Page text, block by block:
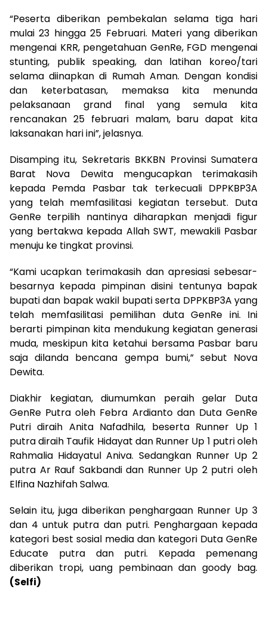
“Peserta diberikan pembekalan selama tiga hari
mulai 23 hingga 25 Februari. Materi yang diberikan
mengenai KRR, pengetahuan GenRe, FGD mengenai
stunting, publik speaking, dan latihan koreo/tari
selama diinapkan di Rumah Aman. Dengan kondisi
dan keterbatasan, memaksa kita menunda
pelaksanaan grand final yang semula kita
rencanakan 25 februari malam, baru dapat kita
laksanakan hari ini”, jelasnya.
Disamping itu, Sekretaris BKKBN Provinsi Sumatera
Barat Nova Dewita mengucapkan terimakasih
kepada Pemda Pasbar tak terkecuali DPPKBP3A
yang telah memfasilitasi kegiatan tersebut. Duta
GenRe terpilih nantinya diharapkan menjadi figur
yang bertakwa kepada Allah SWT, mewakili Pasbar
menuju ke tingkat provinsi.
“Kami ucapkan terimakasih dan apresiasi sebesar-
besarnya kepada pimpinan disini tentunya bapak
bupati dan bapak wakil bupati serta DPPKBP3A yang
telah memfasilitasi pemilihan duta GenRe ini. Ini
berarti pimpinan kita mendukung kegiatan generasi
muda, meskipun kita ketahui bersama Pasbar baru
saja dilanda bencana gempa bumi,” sebut Nova
Dewita.
Diakhir kegiatan, diumumkan peraih gelar Duta
GenRe Putra oleh Febra Ardianto dan Duta GenRe
Putri diraih Anita Nafadhila, beserta Runner Up 1
putra diraih Taufik Hidayat dan Runner Up 1 putri oleh
Rahmalia Hidayatul Aniva. Sedangkan Runner Up 2
putra Ar Rauf Sakbandi dan Runner Up 2 putri oleh
Elfina Nazhifah Salwa.
Selain itu, juga diberikan penghargaan Runner Up 3
dan 4 untuk putra dan putri. Penghargaan kepada
kategori best sosial media dan kategori Duta GenRe
Educate putra dan putri. Kepada pemenang
diberikan tropi, uang pembinaan dan goody bag.
(Selfi)